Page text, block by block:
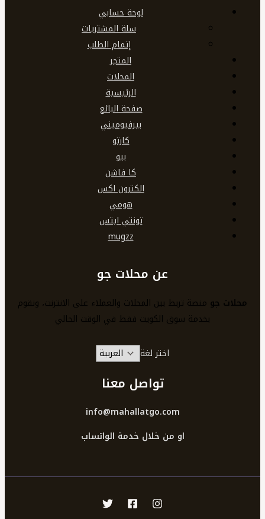
لوحة حسابي
سلة المشتريات
إتمام الطلب
المتجر
المحلات
الرئيسية
صفحة البائع
بيرفيوميني
كارتو
بيو
كا فاشن
الكترون اكس
هومي
تونتي ايتس
mugzz
عن محلات جو
محلات جومنصة تربط بين المحلات والعملاء على الانترنت، ونقوم
بخدمة سوق الكويت فقط في الوقت الحالي
اختر لغة
تواصل معنا
info@mahallatgo.com
او من خلال خدمة الواتساب